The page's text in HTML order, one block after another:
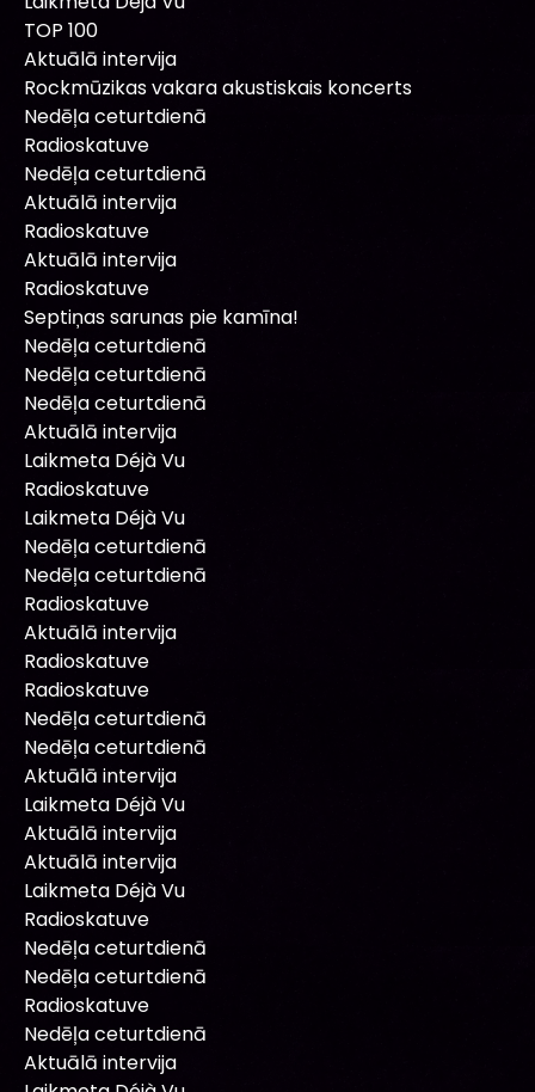
TOP 100
Aktuālā intervija
Rockmūzikas vakara akustiskais koncerts
Nedēļa ceturtdienā
Radioskatuve
Nedēļa ceturtdienā
Aktuālā intervija
Radioskatuve
Aktuālā intervija
Radioskatuve
Septiņas sarunas pie kamīna!
Nedēļa ceturtdienā
Nedēļa ceturtdienā
Nedēļa ceturtdienā
Aktuālā intervija
Laikmeta Déjà Vu
Radioskatuve
Laikmeta Déjà Vu
Nedēļa ceturtdienā
Nedēļa ceturtdienā
Radioskatuve
Aktuālā intervija
Radioskatuve
Radioskatuve
Nedēļa ceturtdienā
Nedēļa ceturtdienā
Aktuālā intervija
Laikmeta Déjà Vu
Aktuālā intervija
Aktuālā intervija
Laikmeta Déjà Vu
Radioskatuve
Nedēļa ceturtdienā
Nedēļa ceturtdienā
Radioskatuve
Nedēļa ceturtdienā
Aktuālā intervija